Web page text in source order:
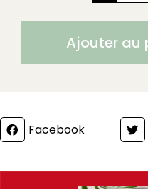
Ajouter au
PartagerFacebook